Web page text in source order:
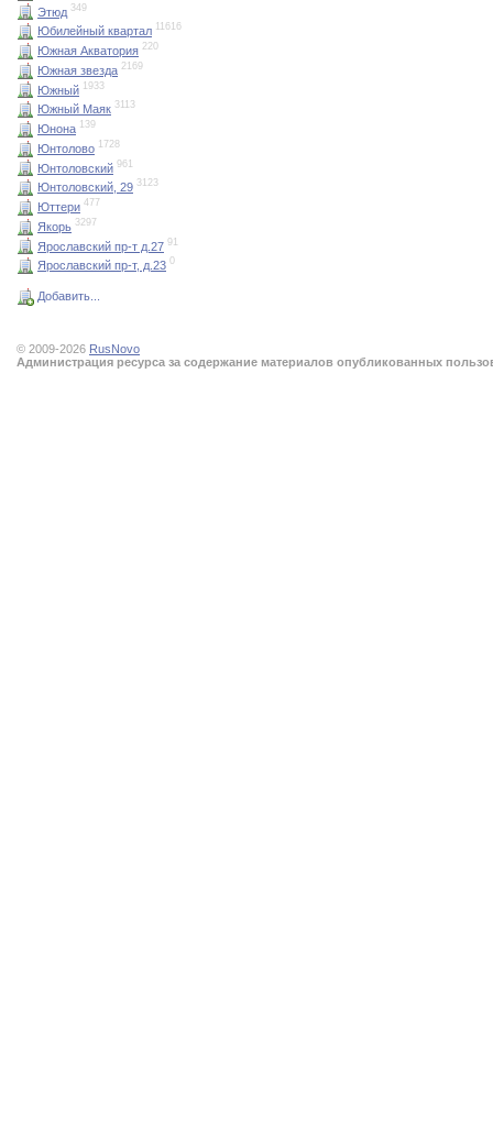
Этюд 349
Юбилейный квартал 11616
Южная Акватория 220
Южная звезда 2169
Южный 1933
Южный Маяк 3113
Юнона 139
Юнтолово 1728
Юнтоловский 961
Юнтоловский, 29 3123
Юттери 477
Якорь 3297
Ярославский пр-т д.27 91
Ярославский пр-т, д.23 0
Добавить...
© 2009-2026 RusNovo
Администрация ресурса за содержание материалов опубликованных